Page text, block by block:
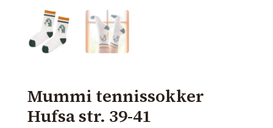
Mummi tennissokker
Hufsa str. 39-41